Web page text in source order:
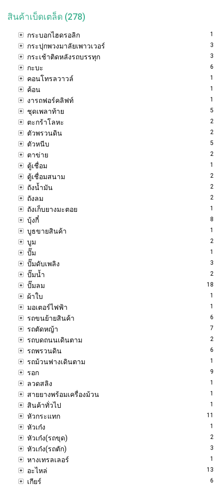
สินค้าเบ็ดเตล็ด (278)
กระบอกไฮดรอลิก 1
กระปุกพวงมาลัยเพาวเวอร์ 3
กระเช้าติดหลังรถบรรทุก 3
กะบะ 6
คอนโทรลวาวล์ 1
ค้อน 1
งารถฟอร์คลิฟท์ 1
ชุดเพลาท้าย 5
ตะกร้าโลหะ 2
ตัวพรวนดิน 2
ตัวหนีบ 5
ตาข่าย 2
ตู้เชื่อม 1
ตู้เชื่อมสนาม 2
ถังน้ำมัน 2
ถังลม 2
ถังเก็บยางมะตอย 1
บุ้งกี๋ 8
บูธขายสินค้า 1
บูม 2
ปั๊ม 1
ปั๊มดับเพลิง 3
ปั๊มน้ำ 2
ปั๊มลม 18
ผ้าใบ 1
มอเตอร์ไฟฟ้า 1
รถขนย้ายสินค้า 6
รถตัดหญ้า 7
รถบดถนนเดินตาม 2
รถพรวนดิน 6
รถม้วนฟางเดินตาม 1
รอก 9
ลวดสลิง 1
สายยางพร้อมเครื่องม้วน 1
สินค้าทั่วไป 1
หัวกระแทก 11
หัวเก๋ง 1
หัวเก๋ง(รถขุด) 2
หัวเก๋ง(รถตัก) 3
หางเทรลเลอร์ 1
อะไหล่ 13
เกียร์ 6